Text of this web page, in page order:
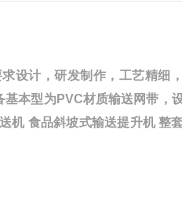
设计，研发制作，工艺精细
本型为PVC材质输送网带，
机 食品斜坡式输送提升机 整